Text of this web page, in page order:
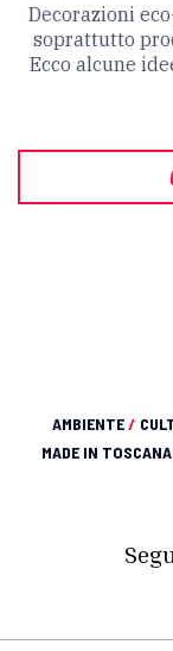
Decorazioni
soprattutto
Ecco alcune
AMBIENTE/
MADE IN TOSCANA